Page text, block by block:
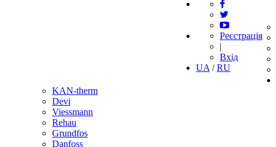
Реєстрація
|
Вхід
UA /RU
KAN-therm
Devi
Viessmann
Rehau
Grundfos
Danfoss